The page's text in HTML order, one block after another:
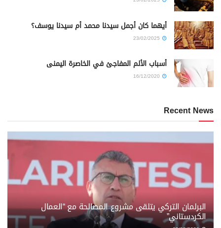
أيهما كان أجمل سيدنا محمد أم سيدنا يوسف؟
أسباب الألم المفاجئ في الخاصرة اليمنى
Recent News
البرلمان التركي يتلقى مشروع المصالحة مع “العمال
الكردستاني”